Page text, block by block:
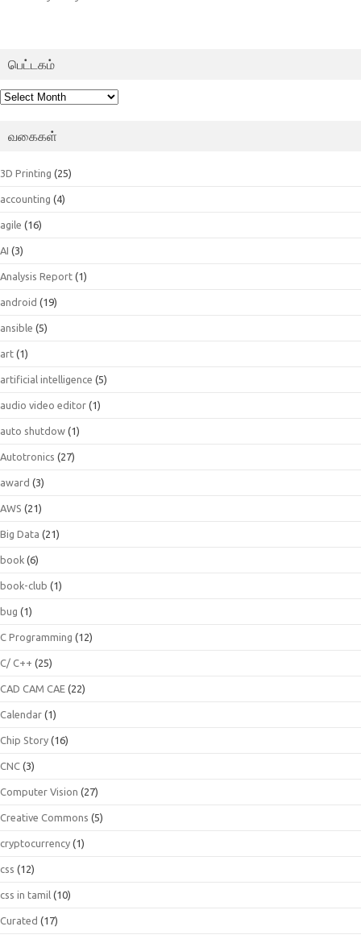
பெட்டகம்
பெட்டகம்
வகைகள்
3D Printing (25)
accounting (4)
agile (16)
AI (3)
Analysis Report (1)
android (19)
ansible (5)
art (1)
artificial intelligence (5)
audio video editor (1)
auto shutdow (1)
Autotronics (27)
award (3)
AWS (21)
Big Data (21)
book (6)
book-club (1)
bug (1)
C Programming (12)
C/ C++ (25)
CAD CAM CAE (22)
Calendar (1)
Chip Story (16)
CNC (3)
Computer Vision (27)
Creative Commons (5)
cryptocurrency (1)
css (12)
css in tamil (10)
Curated (17)